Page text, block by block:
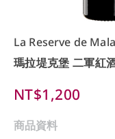
La Reserve de
瑪拉堤克堡 二軍紅
NT$1,200
商品資料